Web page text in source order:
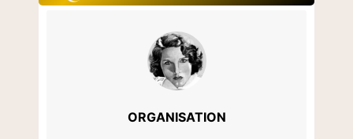
ORGANISATION